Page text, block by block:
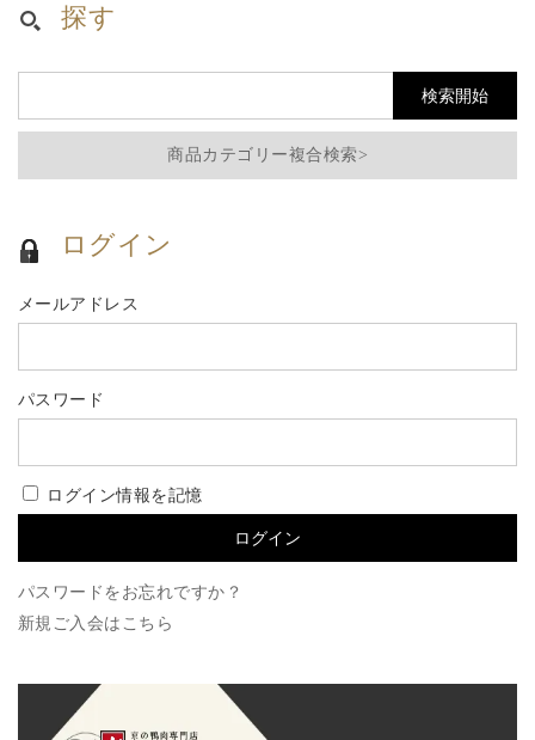
探す
商品カテゴリー複合検索>
ログイン
メールアドレス
パスワード
ログイン情報を記憶
パスワードをお忘れですか？
新規ご入会はこちら